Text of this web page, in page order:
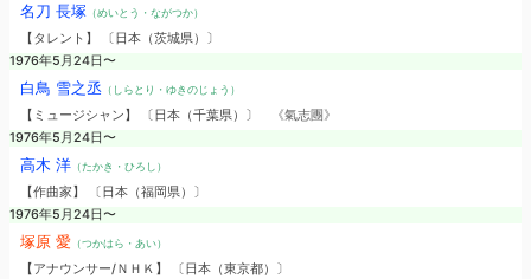
名刀 長塚（めいとう・ながつか）
【タレント】 〔日本（茨城県）〕
1976年5月24日〜
白鳥 雪之丞（しらとり・ゆきのじょう）
【ミュージシャン】 〔日本（千葉県）〕
《氣志團》
1976年5月24日〜
高木 洋（たかき・ひろし）
【作曲家】 〔日本（福岡県）〕
1976年5月24日〜
塚原 愛（つかはら・あい）
【アナウンサー/ＮＨＫ】 〔日本（東京都）〕